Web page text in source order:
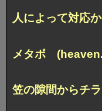
人によって対応
メタボ
笠の隙間からチ